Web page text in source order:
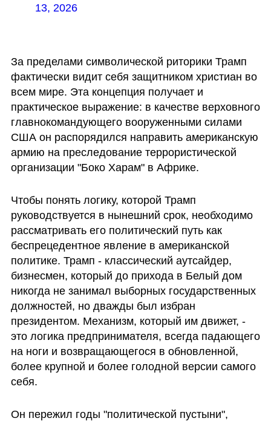
13, 2026
За пределами символической риторики Трамп
фактически видит себя защитником христиан во
всем мире. Эта концепция получает и
практическое выражение: в качестве верховного
главнокомандующего вооруженными силами
США он распорядился направить американскую
армию на преследование террористической
организации "Боко Харам" в Африке.
Чтобы понять логику, которой Трамп
руководствуется в нынешний срок, необходимо
рассматривать его политический путь как
беспрецедентное явление в американской
политике. Трамп - классический аутсайдер,
бизнесмен, который до прихода в Белый дом
никогда не занимал выборных государственных
должностей, но дважды был избран
президентом. Механизм, который им движет, -
это логика предпринимателя, всегда падающего
на ноги и возвращающегося в обновленной,
более крупной и более голодной версии самого
себя.
Он пережил годы "политической пустыни",